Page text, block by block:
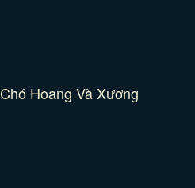
Chó Hoang Và Xương